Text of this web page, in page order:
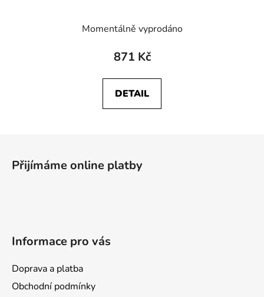
Momentálně vyprodáno
871 Kč
DETAIL
Přijímáme online platby
Informace pro vás
Doprava a platba
Obchodní podmínky